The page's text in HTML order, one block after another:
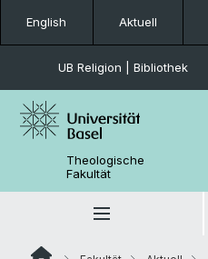
English Aktuell
UB Religion | Bibliothek
Theologische
Fakultät